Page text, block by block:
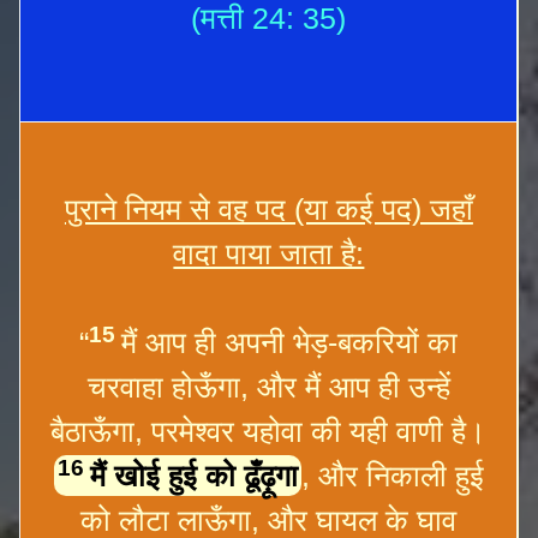
(मत्ती 24: 35)
पुराने नियम से वह पद (या कई पद) जहाँ
वादा पाया जाता है:
“15मैं आप ही अपनी भेड़-बकरियों का
चरवाहा होऊँगा, और मैं आप ही उन्हें
बैठाऊँगा, परमेश्वर यहोवा की यही वाणी है।
16मैं खोई हुई को ढूँढ़ूगा, और निकाली हुई
को लौटा लाऊँगा, और घायल के घाव